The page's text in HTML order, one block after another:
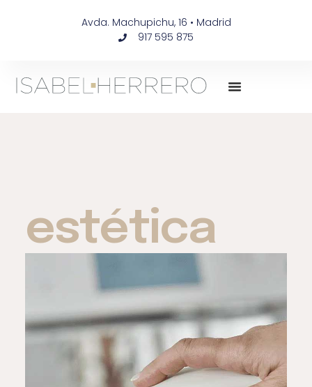
Avda. Machupichu, 16 • Madrid
917 595 875
estética